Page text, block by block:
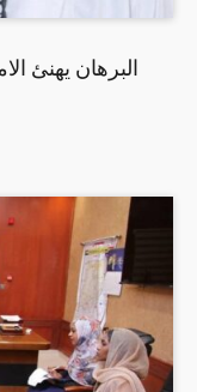
البرهان يهنئ